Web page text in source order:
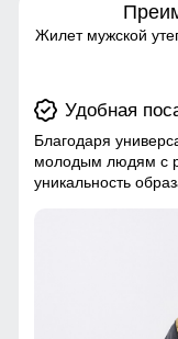
Жилет мужской
Удобная
Благодаря
молодым людям с
уникальность